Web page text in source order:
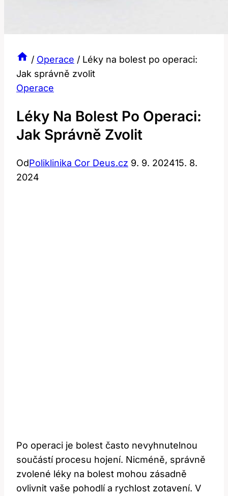
/ Operace / Léky na bolest po operaci:
Jak správně zvolit
Operace
Léky Na Bolest Po Operaci:
Jak Správně Zvolit
OdPoliklinika Cor Deus.cz 9. 9. 202415. 8.
2024
Po operaci je bolest často nevyhnutelnou
součástí procesu hojení.‌ Nicméně, správně
zvolené léky na bolest mohou⁣ zásadně
ovlivnit vaše ​pohodlí a rychlost ⁣zotavení. V‌